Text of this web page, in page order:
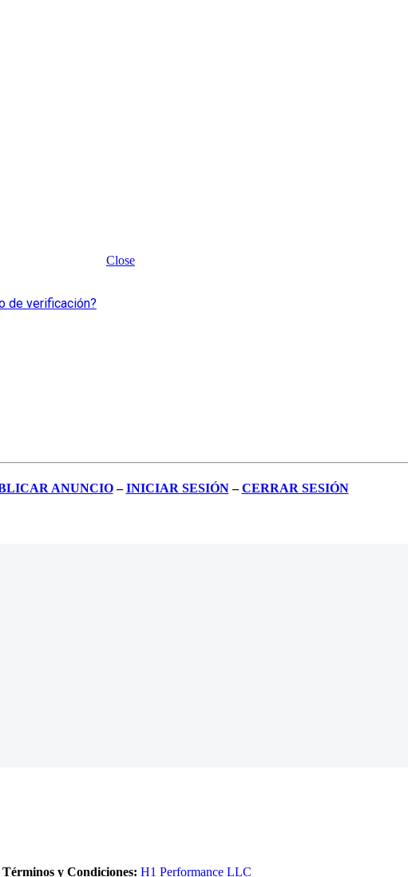
Close
de verificación?
ANUNCIO–INICIAR SESIÓN– CERRAR SESIÓN
y Condiciones: H1 Performance LLC